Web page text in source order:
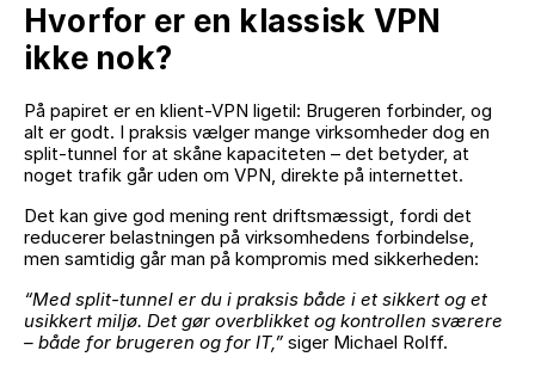
Hvorfor er en klassisk VPN
ikke nok?
På papiret er en klient-VPN ligetil: Brugeren forbinder, og
alt er godt. I praksis vælger mange virksomheder dog en
split-tunnel for at skåne kapaciteten – det betyder, at
noget trafik går uden om VPN, direkte på internettet.
Det kan give god mening rent driftsmæssigt, fordi det
reducerer belastningen på virksomhedens forbindelse,
men samtidig går man på kompromis med sikkerheden:
“Med split-tunnel er du i praksis både i et sikkert og et
usikkert miljø. Det gør overblikket og kontrollen sværere
– både for brugeren og for IT,” siger Michael Rolff.